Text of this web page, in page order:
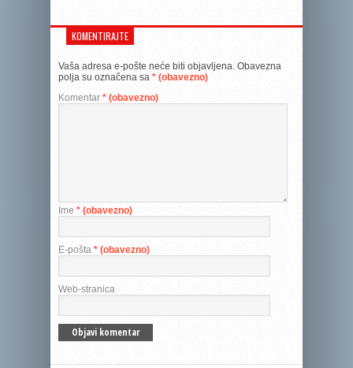
KOMENTIRAJTE
Vaša adresa e-pošte neće biti objavljena. Obavezna
polja su označena sa * (obavezno)
Komentar * (obavezno)
Ime * (obavezno)
E-pošta * (obavezno)
Web-stranica